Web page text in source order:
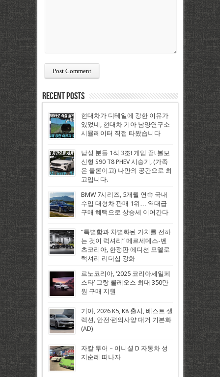
Recent Posts
현대차가 디테일에 강한 이유가
있었네, 현대차 기아 남양연구소
시뮬레이터 직접 타봤습니다
남성 분들 1석 3조! 게임 끝! 볼보
신형 S90 T8 PHEV 시승기, (가족
은 물론이고) 나만의 공간으로 최
고입니다.
BMW 7시리즈, 5개월 연속 국내
수입 대형차 판매 1위… 역대급
구매 혜택으로 상승세 이어간다
“특별함과 차별화된 가치를 전하
는 것이 럭셔리” 메르세데스-벤
츠코리아, 한정판 에디션 모델로
럭셔리 리더십 강화
르노코리아, ‘2025 코리아세일페
스타’ 그랑 콜레오스 최대 350만
원 구매 지원
기아, 2026 K5, K8 출시, 베스트 셀
렉션, 안전·편의사양 대거 기본화
(AD)
자칼 투어 – 이니셜 D 자동차 성
지순례 떠나자